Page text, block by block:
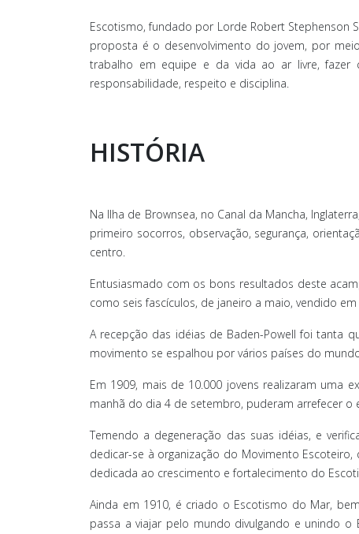
Escotismo, fundado por Lorde Robert Stephenson
proposta é o desenvolvimento do jovem, por
trabalho em equipe e da vida ao ar livre, fazer
responsabilidade, respeito e disciplina.
HISTÓRIA
Na Ilha de Brownsea, no Canal da Mancha,
primeiro socorros, observação, segurança,
centro.
Entusiasmado com os bons resultados deste
como seis fascículos, de janeiro a maio, vendido
A recepção das idéias de Baden-Powell foi tanta
movimento se espalhou por vários países do
Em 1909, mais de 10.000 jovens realizaram uma
manhã do dia 4 de setembro, puderam arrefecer o
Temendo a degeneração das suas idéias, e
dedicar-se à organização do Movimento
dedicada ao crescimento e fortalecimento do
Ainda em 1910, é criado o Escotismo do Mar,
passa a viajar pelo mundo divulgando e unindo